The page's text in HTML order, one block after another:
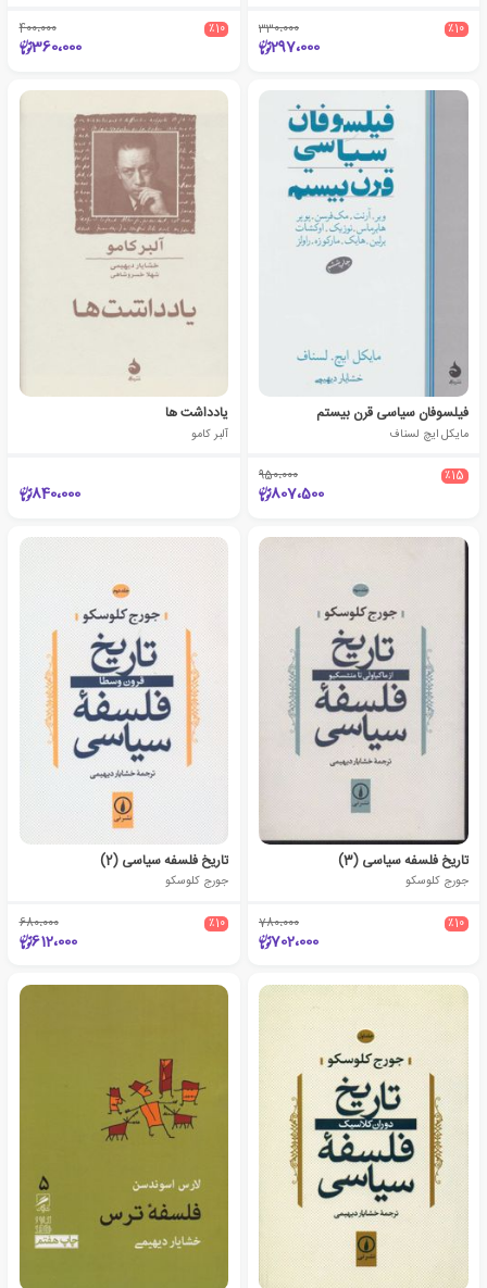
٪10 330،000
297،000
٪10 400،000
360،000
فیلسوفان سیاسی قرن بیستم
مایکل ایچ لسناف
٪15 950،000
807،500
یادداشت ها
آلبر کامو
840،000
تاریخ فلسفه سیاسی (3)
جورج کلوسکو
٪10 780،000
702،000
تاریخ فلسفه سیاسی (2)
جورج کلوسکو
٪10 680،000
612،000